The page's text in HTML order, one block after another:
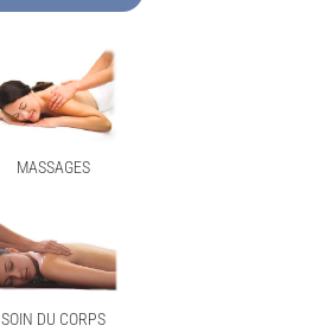
MASSAGES
SOIN DU CORPS